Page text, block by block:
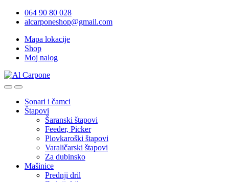
064 90 80 028
alcarponeshop@gmail.com
Mapa lokacije
Shop
Moj nalog
OpenClose
Sonari i čamci
Štapovi
Šaranski štapovi
Feeder, Picker
Plovkaroški štapovi
Varaličarski štapovi
Za dubinsko
Mašinice
Prednji dril